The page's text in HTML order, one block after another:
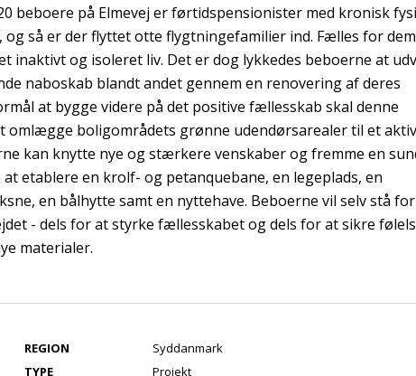
beboere på Elmevej er førtidspensionister med kronisk
og så er der flyttet otte flygtningefamilier ind. Fælles for
inaktivt og isoleret liv. Det er dog lykkedes beboerne at
naboskab blandt andet gennem en renovering af deres
at bygge videre på det positive fællesskab skal denne
omlægge boligområdets grønne udendørsarealer til et
kan knytte nye og stærkere venskaber og fremme en
at etablere en krolf- og petanquebane, en legeplads, en
en bålhytte samt en nyttehave. Beboerne vil selv stå
- dels for at styrke fællesskabet og dels for at sikre
materialer.
REGION
Syddanmark
TYPE
Projekt